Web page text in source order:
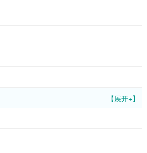
【展开+】